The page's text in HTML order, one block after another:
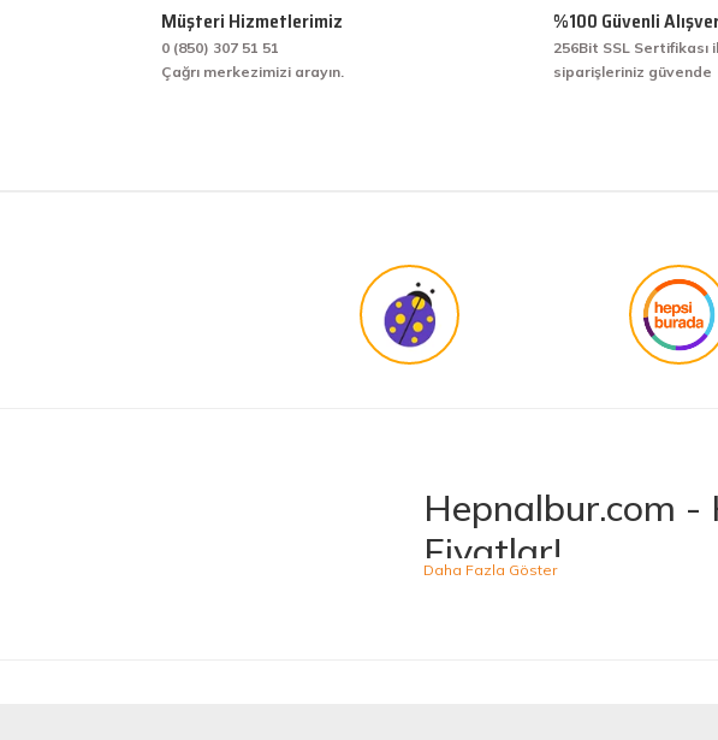
Müşteri Hizmetlerimiz
0 (850) 307 51 51
Çağrı merkezimizi arayın.
%100 Güvenli
256Bit SSL Sertifikası
siparişleriniz güvende
Hepnalbur.com -
Fiyatlar!